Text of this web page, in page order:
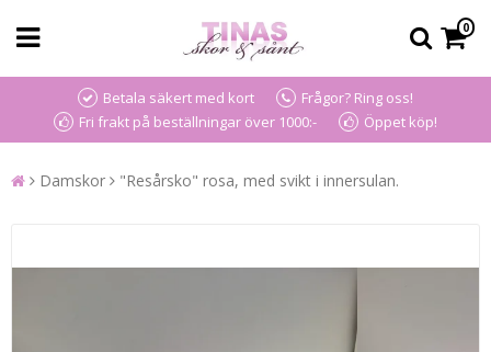
0
Betala säkert med kort
Frågor? Ring oss!
Fri frakt på beställningar över 1000:-
Öppet köp!
Damskor "Resårsko" rosa, med svikt i innersulan.